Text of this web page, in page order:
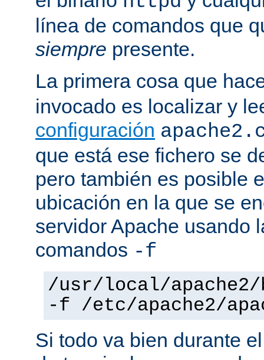
línea de comandos que
siempre presente.
La primera cosa que
invocado es localizar y
configuración
que está ese fichero se
pero también es posible
ubicación en la que se
servidor Apache usando
comandos -f
/usr/local/
-f /etc/apache2/
Si todo va bien durante